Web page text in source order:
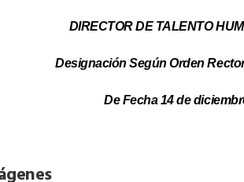
DIRECTOR DE TALENTO
Designación Según Orden
De Fecha 14 de